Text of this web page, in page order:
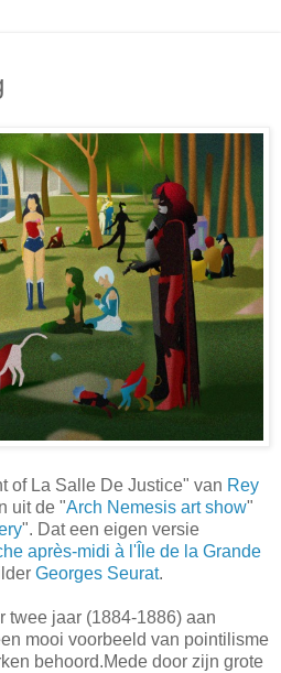
of La Salle De Justice" van Rey
uit de "Arch Nemesis art show"
". Dat een eigen versie
après-midi à l'Île de la Grande
Georges Seurat.
twee jaar (1884-1886) aan
mooi voorbeeld van pointilisme
behoord.Mede door zijn grote